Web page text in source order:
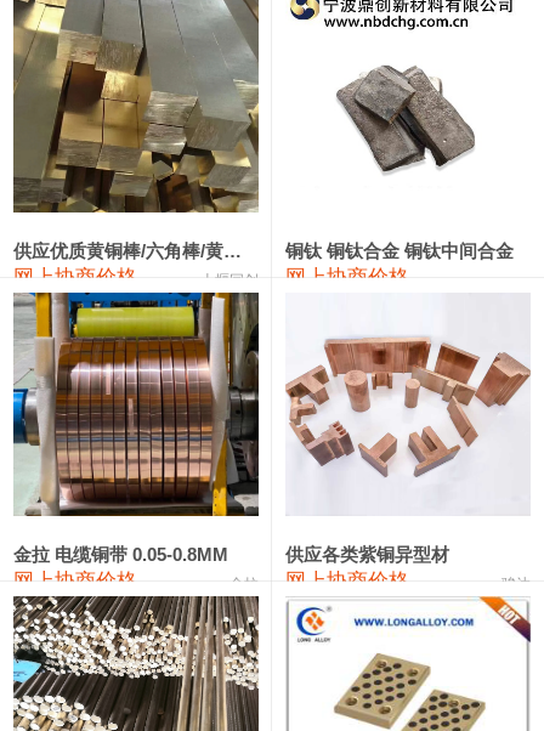
553#硅 9,300—9,500
441#硅 9,600—9,800 9,700
3303#硅 10,300—10,500 10,400
2202#硅 14,100—14,300
金属硅3303#-2202# 10,400—14,200 12,300 0
漆包线 111,970—115,970 113,970
磷铜合金 110,800—117,600 114,200 400
无氧铜丝(硬) 109,710—110,010 109,860
R410A专用紫铜管 113,700—113,700
铸造铝合金锭(A380） 26,300—26,500 26,400 100
铝合金ADC12 24,200—24,400 100
铸造铝合金锭(ZL102) 24,300—24,500 24,400
供应优质黄铜棒/六角棒/黄铜方板
网上协商价格 十堰同创
铜钛 铜钛合金 铜钛中间合金
网上协商价格
金拉 电缆铜带 0.05-0.8MM
网上协商价格 金拉
供应各类紫铜异型材
网上协商价格 骏达